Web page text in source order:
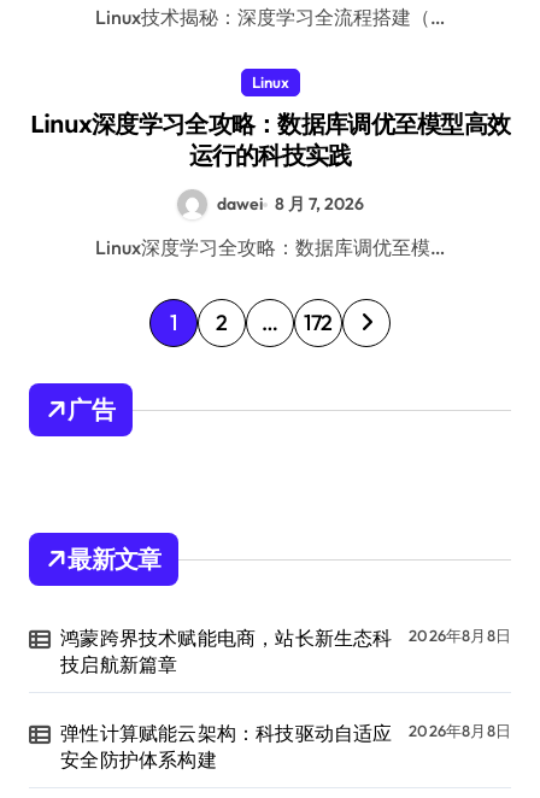
Linux技术揭秘：深度学习全流程搭建（…
Linux
Linux深度学习全攻略：数据库调优至模型高效
运行的科技实践
dawei 8 月 7, 2026
Linux深度学习全攻略：数据库调优至模…
文
章
1 2 … 172
广告
最新文章
鸿蒙跨界技术赋能电商，站长新生态科
技启航新篇章
2026年8月8日
弹性计算赋能云架构：科技驱动自适应
安全防护体系构建
2026年8月8日